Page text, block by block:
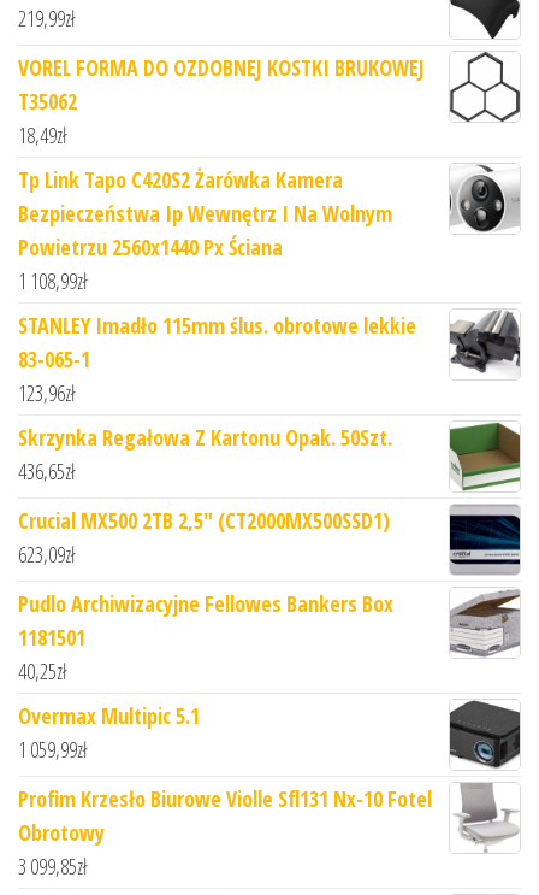
219,99zł
VOREL FORMA DO OZDOBNEJ KOSTKI BRUKOWEJ
T35062
18,49zł
Tp Link Tapo C420S2 Żarówka Kamera
Bezpieczeństwa Ip Wewnętrz I Na Wolnym
Powietrzu 2560x1440 Px Ściana
1 108,99zł
STANLEY Imadło 115mm ślus. obrotowe lekkie
83-065-1
123,96zł
Skrzynka Regałowa Z Kartonu Opak. 50Szt.
436,65zł
Crucial MX500 2TB 2,5" (CT2000MX500SSD1)
623,09zł
Pudlo Archiwizacyjne Fellowes Bankers Box
1181501
40,25zł
Overmax Multipic 5.1
1 059,99zł
Profim Krzesło Biurowe Violle Sfl131 Nx-10 Fotel
Obrotowy
3 099,85zł